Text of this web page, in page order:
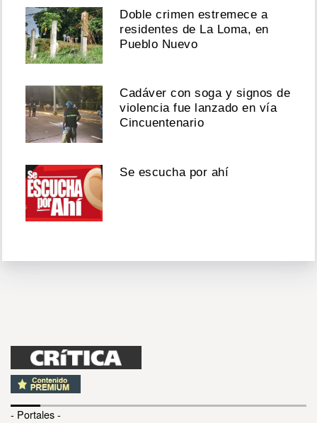
Doble crimen estremece a
residentes de La Loma, en
Pueblo Nuevo
Cadáver con soga y signos de
violencia fue lanzado en vía
Cincuentenario
Se escucha por ahí
- Portales -